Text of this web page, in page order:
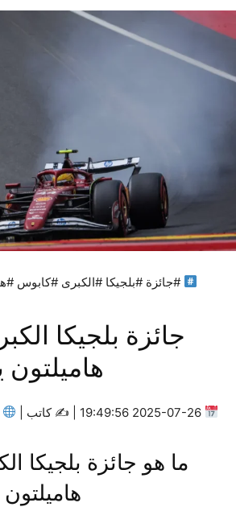
#جائزة #بلجيكا #الكبرى #كابوس
جائزة بلجيكا
هاميلتون
كاتب |
ما هو جائزة بلجيكا